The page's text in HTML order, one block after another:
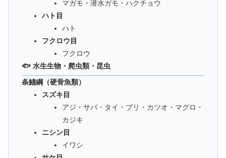
マガモ・潜水ガモ・ハクチョウ
ハト目
ハト
フクロウ目
フクロウ
🐟 水生生物・爬虫類・昆虫
条鰭綱（硬骨魚類）
スズキ目
アジ・サバ・タイ・ブリ・カツオ・マグロ・
カジキ
ニシン目
イワシ